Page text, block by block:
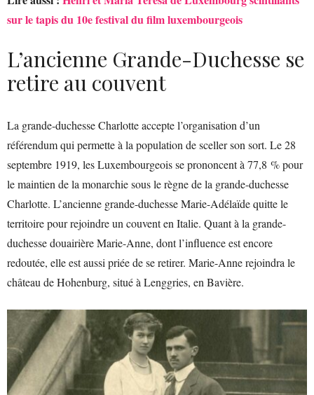
sur le tapis du 10e festival du film luxembourgeois
L’ancienne Grande-Duchesse se
retire au couvent
La grande-duchesse Charlotte accepte l’organisation d’un
référendum qui permette à la population de sceller son sort. Le 28
septembre 1919, les Luxembourgeois se prononcent à 77,8 % pour
le maintien de la monarchie sous le règne de la grande-duchesse
Charlotte. L’ancienne grande-duchesse Marie-Adélaïde quitte le
territoire pour rejoindre un couvent en Italie. Quant à la grande-
duchesse douairière Marie-Anne, dont l’influence est encore
redoutée, elle est aussi priée de se retirer. Marie-Anne rejoindra le
château de Hohenburg, situé à Lenggries, en Bavière.